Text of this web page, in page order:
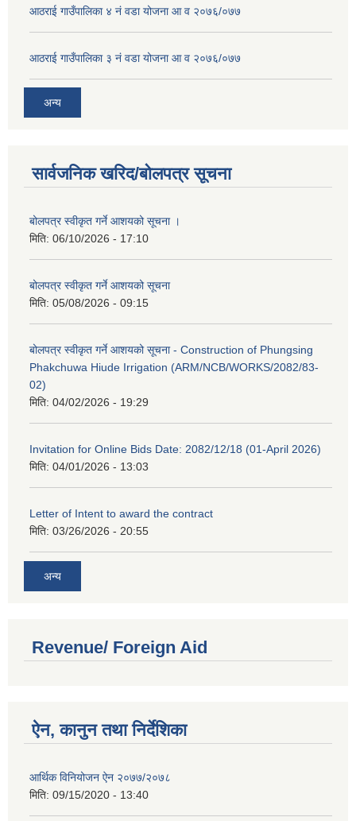
आठराई गाउँपालिका ४ नं वडा योजना आ व २०७६/०७७
आठराई गाउँपालिका ३ नं वडा योजना आ व २०७६/०७७
अन्य
सार्वजनिक खरिद/बोलपत्र सूचना
बोलपत्र स्वीकृत गर्ने आशयको सूचना ।
मिति: 06/10/2026 - 17:10
बोलपत्र स्वीकृत गर्ने आशयको सूचना
मिति: 05/08/2026 - 09:15
बोलपत्र स्वीकृत गर्ने आशयको सूचना - Construction of Phungsing
Phakchuwa Hiude Irrigation (ARM/NCB/WORKS/2082/83-
02)
मिति: 04/02/2026 - 19:29
Invitation for Online Bids Date: 2082/12/18 (01-April 2026)
मिति: 04/01/2026 - 13:03
Letter of Intent to award the contract
मिति: 03/26/2026 - 20:55
अन्य
Revenue/ Foreign Aid
ऐन, कानुन तथा निर्देशिका
आर्थिक विनियोजन ऐन २०७७/२०७८
मिति: 09/15/2020 - 13:40